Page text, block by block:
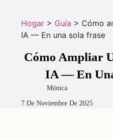
Hogar> Guía > Cómo
IA — En una sola frase
Cómo Ampliar
IA — En
Mónica
7 De Noviembre De 2025